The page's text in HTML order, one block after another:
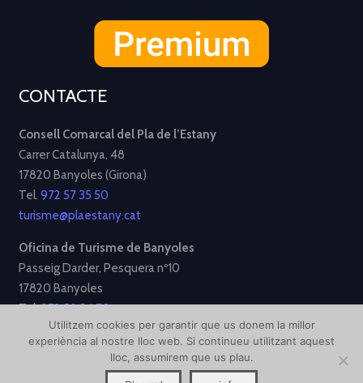
CONTACTE
Consell Comarcal del Pla de l’Estany
Carrer Catalunya, 48
17820 Banyoles (Girona)
Tel. 972 57 35 50
turisme@plaestany.cat
Oficina de Turisme de Banyoles
Passeig Darder, Pesquera nº10
17820 Banyoles
Tel.972 58 34 70
turisme@ajbanyoles.org
[Política de Privacitat][Política de Cookies]
Utilitzem cookies per garantir que us donem la millor
experiència al nostre lloc web. Si continueu utilitzant aquest
lloc, assumirem que us plau.